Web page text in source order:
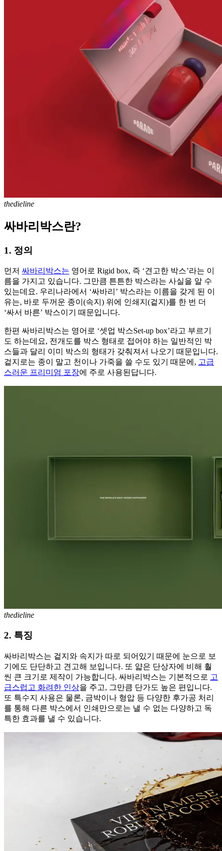
thedieline
싸바리박스란?
1. 정의
먼저 싸바리박스는 영어로 Rigid box, 즉 ‘견고한 박스’라는 이
름을 가지고 있습니다. 그만큼 튼튼한 박스라는 사실을 알 수
있는데요. 우리나라에서 ‘싸바리’ 박스라는 이름을 갖게 된 이
유는, 바로 두꺼운 종이(속지) 위에 인쇄지(겉지)를 한 번 더
‘싸서 바른’ 박스이기 때문입니다.
한편 싸바리박스는 영어로 ‘셋업 박스Set-up box’라고 부르기
도 하는데요, 전개도를 박스 형태로 접어야 하는 일반적인 박
스들과 달리 이미 박스의 형태가 갖춰져서 나오기 때문입니다.
겉지로는 종이 말고 천이나 가죽을 쓸 수도 있기 때문에, 고급
스러운 프리미엄 포장에 주로 사용된답니다.
thedieline
2. 특징
싸바리박스는 겉지와 속지가 따로 되어있기 때문에 눈으로 보
기에도 단단하고 견고해 보입니다. 또 얇은 단상자에 비해 훨
씬 큰 크기로 제작이 가능합니다. 싸바리박스는 기본적으로 고
급스럽고 화려한 인상을 주고, 그만큼 단가도 높은 편입니다.
또 특수지 사용은 물론, 금박이나 형압 등 다양한 후가공 처리
를 통해 다른 박스에서 인쇄만으로는 낼 수 없는 다양하고 독
특한 효과를 낼 수 있습니다.